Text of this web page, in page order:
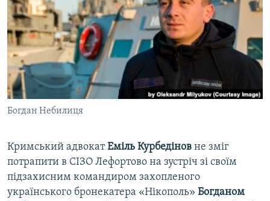
СПЕЦПРОЕКТИ
ДЕПОРТАЦІЯ
ВІДЕОУРОКИ «ELIFBE»
СВІДЧЕННЯ ОКУПАЦІЇ
УКРАЇНСЬКА ПРОБЛЕМА КРИМУ
ІНФОГРАФІКА
ЯК ОБІЙТИ БЛОКУВАННЯ
Русский
Qırımtatar
ДОЛУЧАЙСЯ!
Усі сайти RFE/RL
Богдан Небилиця
Кримський адвокатЕміль Курбедінов не зміг
потрапити в СІЗО Лефортово на зустріч зі своїм
підзахисним командиром захопленого
українського бронекатера «Нікополь» Богданом